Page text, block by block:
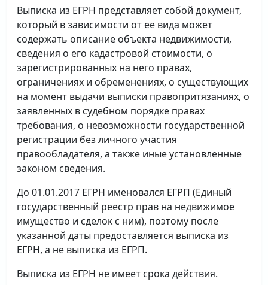
Выписка из ЕГРН представляет собой документ,
который в зависимости от ее вида может
содержать описание объекта недвижимости,
сведения о его кадастровой стоимости, о
зарегистрированных на него правах,
ограничениях и обременениях, о существующих
на момент выдачи выписки правопритязаниях, о
заявленных в судебном порядке правах
требования, о невозможности государственной
регистрации без личного участия
правообладателя, а также иные установленные
законом сведения.
До 01.01.2017 ЕГРН именовался ЕГРП (Единый
государственный реестр прав на недвижимое
имущество и сделок с ним), поэтому после
указанной даты предоставляется выписка из
ЕГРН, а не выписка из ЕГРП.
Выписка из ЕГРН не имеет срока действия.